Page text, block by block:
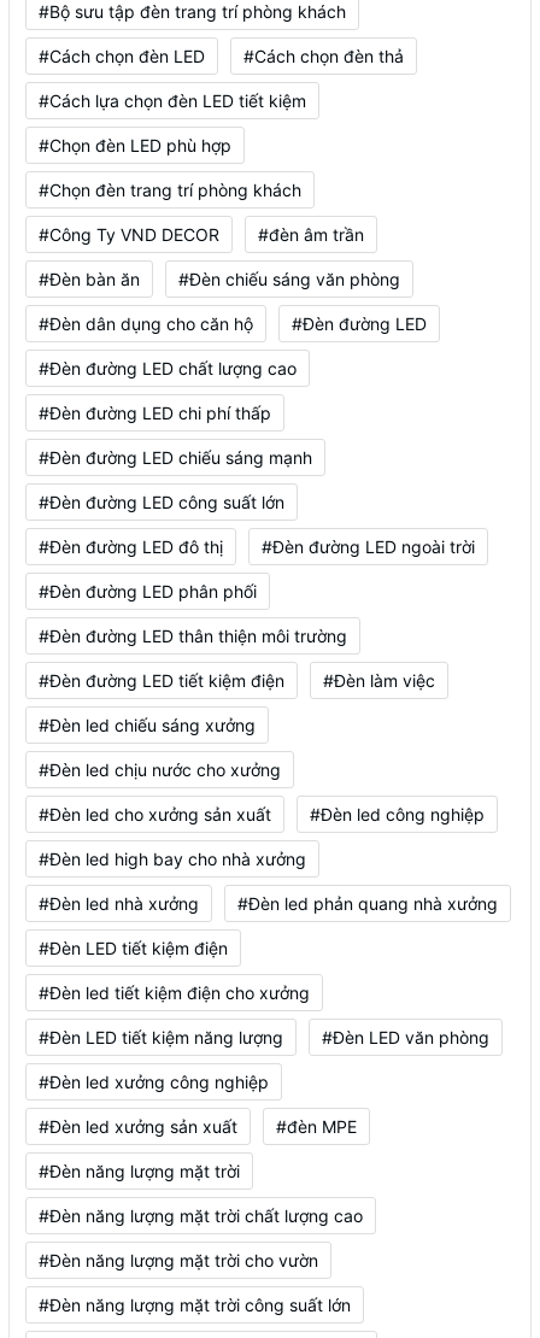
#Bộ sưu tập đèn trang trí phòng khách
#Cách chọn đèn LED #Cách chọn đèn thả
#Cách lựa chọn đèn LED tiết kiệm
#Chọn đèn LED phù hợp
#Chọn đèn trang trí phòng khách
#Công Ty VND DECOR #đèn âm trần
#Đèn bàn ăn #Đèn chiếu sáng văn phòng
#Đèn dân dụng cho căn hộ #Đèn đường LED
#Đèn đường LED chất lượng cao
#Đèn đường LED chi phí thấp
#Đèn đường LED chiếu sáng mạnh
#Đèn đường LED công suất lớn
#Đèn đường LED đô thị #Đèn đường LED ngoài trời
#Đèn đường LED phân phối
#Đèn đường LED thân thiện môi trường
#Đèn đường LED tiết kiệm điện #Đèn làm việc
#Đèn led chiếu sáng xưởng
#Đèn led chịu nước cho xưởng
#Đèn led cho xưởng sản xuất #Đèn led công nghiệp
#Đèn led high bay cho nhà xưởng
#Đèn led nhà xưởng #Đèn led phản quang nhà xưởng
#Đèn LED tiết kiệm điện
#Đèn led tiết kiệm điện cho xưởng
#Đèn LED tiết kiệm năng lượng #Đèn LED văn phòng
#Đèn led xưởng công nghiệp
#Đèn led xưởng sản xuất #đèn MPE
#Đèn năng lượng mặt trời
#Đèn năng lượng mặt trời chất lượng cao
#Đèn năng lượng mặt trời cho vườn
#Đèn năng lượng mặt trời công suất lớn